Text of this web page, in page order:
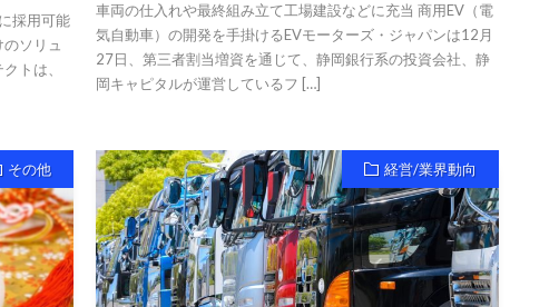
採用可能
ソリュ
トは、
車両の仕入れや最終組み立て工場建設などに充当 商用EV（電
気自動車）の開発を手掛けるEVモーターズ・ジャパンは12月
27日、第三者割当増資を通じて、静岡銀行系の投資会社、静
岡キャピタルが運営しているフ […]
その他 経営/業界動向